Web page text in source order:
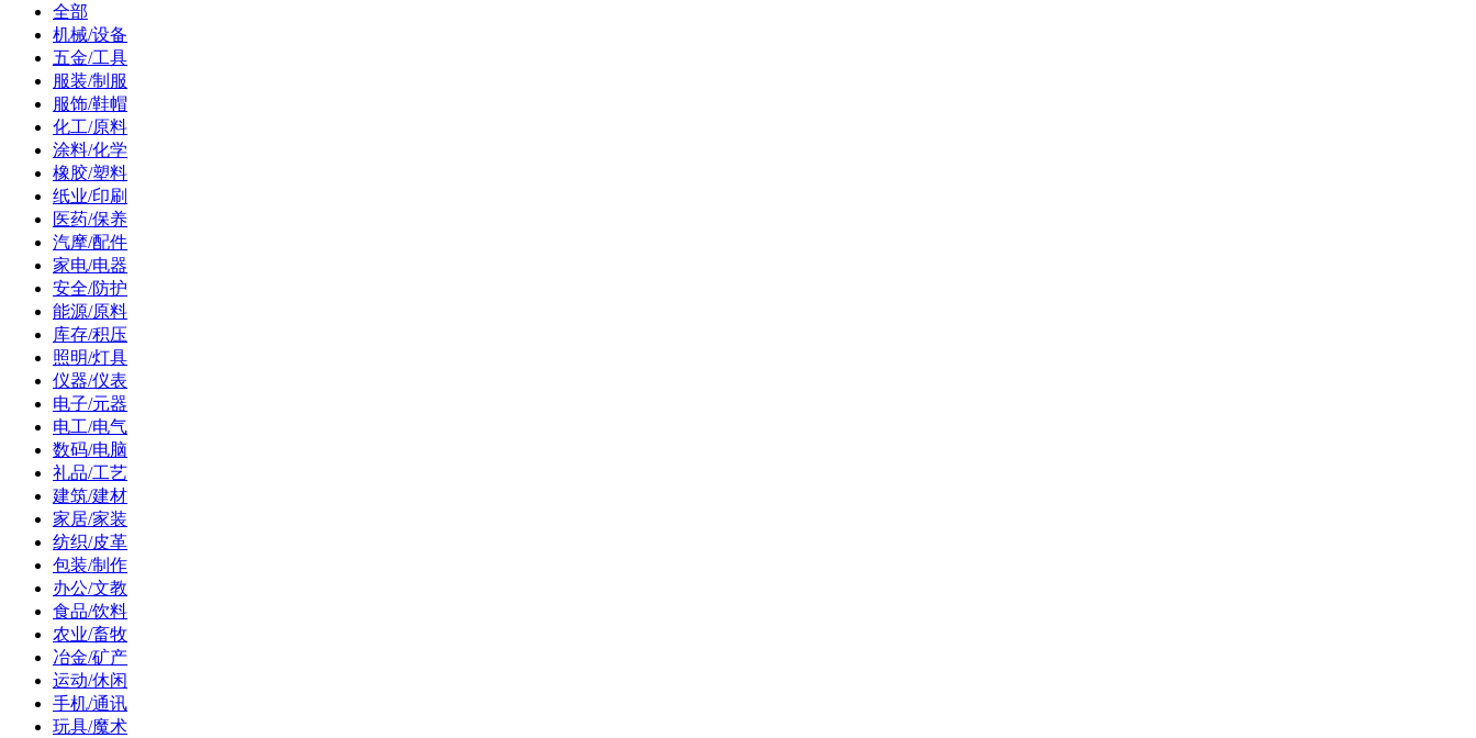
全部
机械/设备
五金/工具
服装/制服
服饰/鞋帽
化工/原料
涂料/化学
橡胶/塑料
纸业/印刷
医药/保养
汽摩/配件
家电/电器
安全/防护
能源/原料
库存/积压
照明/灯具
仪器/仪表
电子/元器
电工/电气
数码/电脑
礼品/工艺
建筑/建材
家居/家装
纺织/皮革
包装/制作
办公/文教
食品/饮料
农业/畜牧
冶金/矿产
运动/休闲
手机/通讯
玩具/魔术